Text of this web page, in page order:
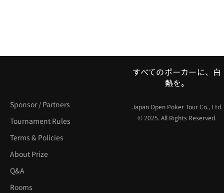
Sponsor / Partners
Tournament Rules
Terms & Policies
About Prize
Q&A
Rooms
すべてのポーカーに、白
熱を。
Japan Open Poker Tour Co., Ltd.
© 2025. All Rights Reserved.